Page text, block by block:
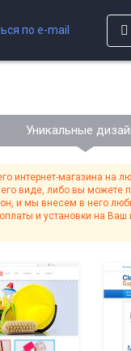
по e-mail
Уникальные
интернет-магазина на
виде, либо вы можете
и мы внесем в него
и установки на Ваш